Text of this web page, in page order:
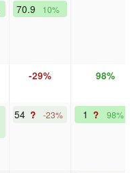
70.9 10%
-29% 98%
54 ? -23% 1 ? 98%